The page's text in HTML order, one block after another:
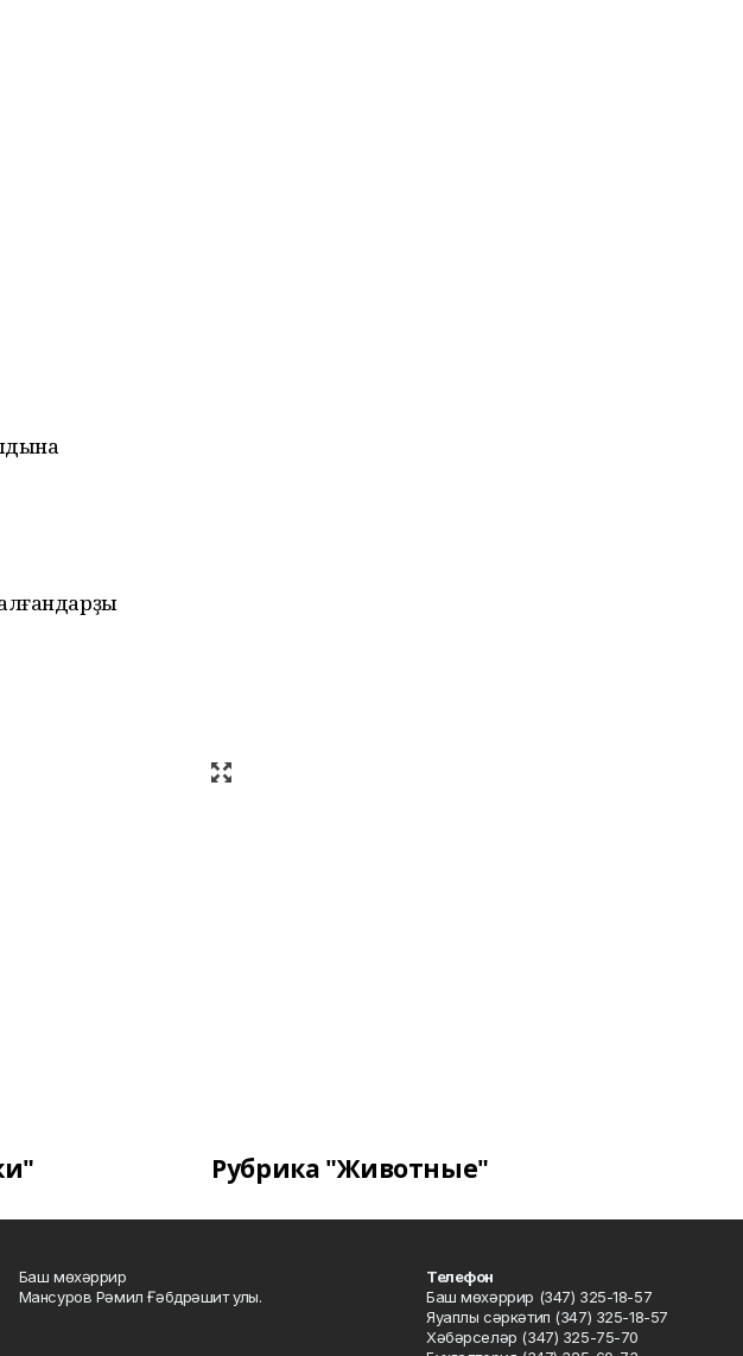
Рубрика "Животные"
Баш мөхәррир
Мансуров Рәмил Ғәбдрәшит улы.
Телефон
Баш мөхәррир (347) 325-18-57
Яуаплы сәркәтип (347) 325-18-57
Хәбәрселәр (347) 325-75-70